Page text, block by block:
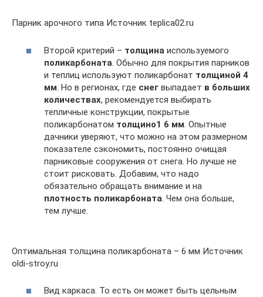
Парник арочного типа Источник teplica02.ru
Второй критерий – толщина используемого
поликарбоната . Обычно для покрытия парников
и теплиц используют поликарбонат толщиной 4
мм . Но в регионах, где снег выпадает в больших
количествах, рекомендуется выбирать
тепличные конструкции, покрытые
поликарбонатом толщино1 6 мм . Опытные
дачники уверяют, что можно на этом размерном
показателе сэкономить, постоянно очищая
парниковые сооружения от снега. Но лучше не
стоит рисковать. Добавим, что надо
обязательно обращать внимание и на
плотность поликарбоната . Чем она больше,
тем лучше.
Оптимальная толщина поликарбоната – 6 мм Источник
oldi-stroy.ru
Вид каркаса. То есть он может быть цельным